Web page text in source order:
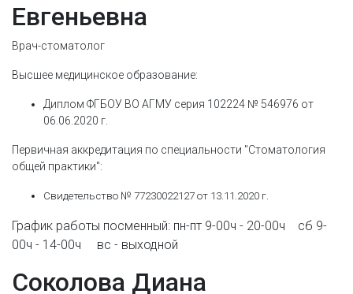
Евгеньевна
Врач-стоматолог
Высшее медицинское образование:
Диплом ФГБОУ ВО АГМУ серия 102224 № 546976 от
06.06.2020 г.
Первичная аккредитация по специальности "Стоматология
общей практики":
Свидетельство № 77230022127 от 13.11.2020 г.
График работы посменный: пн-пт 9-00ч - 20-00ч сб 9-
00ч - 14-00ч вс - выходной
Cоколова Диана